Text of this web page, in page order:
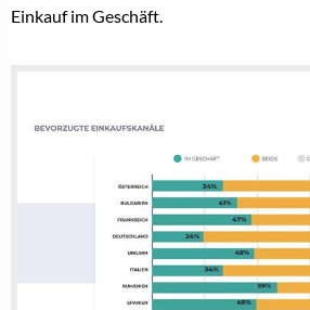
Einkauf im Geschäft.